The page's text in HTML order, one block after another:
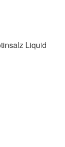
Liquid